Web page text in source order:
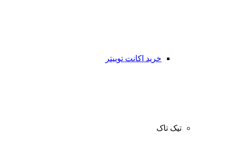
خرید اکانت توییتر
تیک تاک